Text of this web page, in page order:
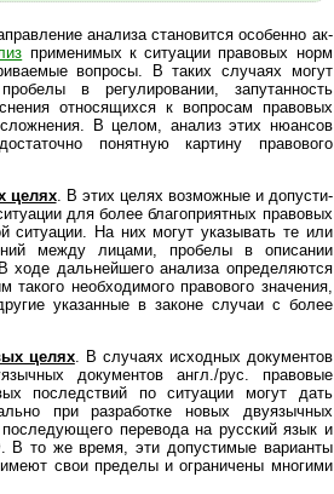
анализа становится особенно ак­
применимых к ситуации правовых норм
вопросы. В таких случаях могут
в регулировании, запутанность
относящихся к вопросам правовых
В целом, анализ этих нюансов
понятную картину правового
целях. В этих целях возможные и до­пу­с­ти­
для более благоприятных правовых
ситуации. На них могут указывать те или
между лицами, пробелы в описании
дальнейшего анализа определяются
необходимого правового значения,
указанные в законе случаи с более
целях. В случаях исходных документов
документов англ./рус. правовые
последствий по ситуации могут дать
при разработке новых двуязычных
перевода на русский язык и
В то же время, эти допустимые варианты
свои пределы и ограничены многими